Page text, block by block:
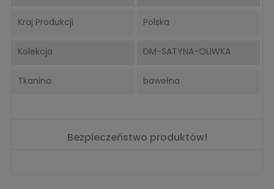
Kraj Produkcji Polska
Kolekcja DM-SATYNA-OLIWKA
Tkanina bawełna
Bezpieczeństwo produktów!